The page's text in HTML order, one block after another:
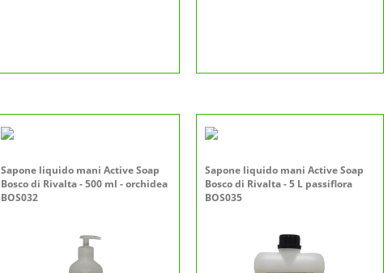
Sapone liquido mani Active Soap
Bosco di Rivalta - 500 ml - orchidea
BOS032
Sapone liquido mani Active Soap
Bosco di Rivalta - 5 L passiflora
BOS035